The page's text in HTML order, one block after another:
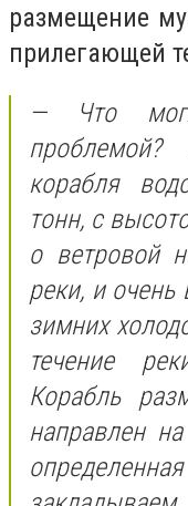
размещение
прилегающей
— Что
проблемой?
корабля
тонн, с
о ветровой
реки, и
зимних
течение
Корабль
направлен